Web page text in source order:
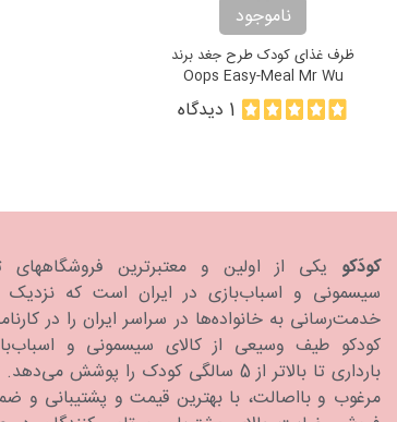
ناموجود
ظرف غذای کودک طرح جغد برند
Oops Easy-Meal Mr Wu
1 دیدگاه
کودَکو یکی از اولین و معتبرترین فروشگاههای
خدمت‌رسانی به خانواده‌ها در سراسر ایران را در
كودكو طیف وسیعی از کالای سیسمونی و
بارداری تا بالاتر از 5 سالگی کودک را پوشش
مرغوب و بااصالت، با بهترین قیمت و پشتیبانی و